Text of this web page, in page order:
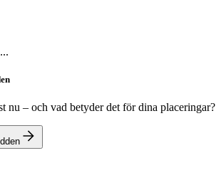
nu – och vad betyder det för dina placeringar?